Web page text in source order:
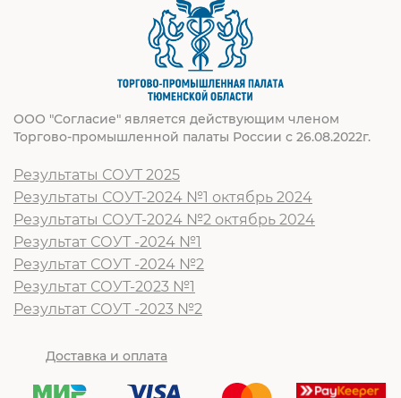
ООО "Согласие" является действующим членом
Торгово-промышленной палаты России с 26.08.2022г.
Результаты СОУТ 2025
Результаты СОУТ-2024 №1 октябрь 2024
Результаты СОУТ-2024 №2 октябрь 2024
Результат СОУТ -2024 №1
Результат СОУТ -2024 №2
Результат СОУТ-2023 №1
Результат СОУТ -2023 №2
Доставка и оплата